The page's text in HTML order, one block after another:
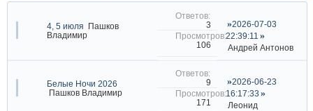
4, 5 июля
Пашков
Владимир
3
106
2026-07-03
22:39:11
Андрей Антонов
Белые Ночи 2026
Пашков Владимир
9
171
2026-06-23
16:17:33
Леонид